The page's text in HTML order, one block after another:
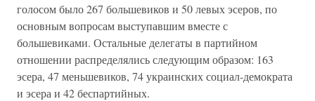
голосом было 267 большевиков и 50 левых эсеров, по
основным вопросам выступавшим вместе с
большевиками. Остальные делегаты в партийном
отношении распределялись следующим образом: 163
эсера, 47 меньшевиков, 74 украинских социал-демократа
и эсера и 42 беспартийных.